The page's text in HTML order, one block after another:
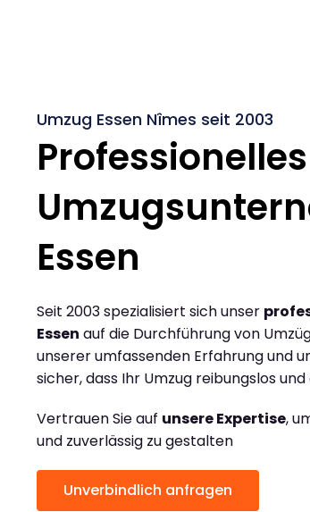
Umzug Essen Nîmes seit 2003
Professionelles
Essen
Seit 2003 spezialisiert sich unser
Essen auf die Durchführung von
unserer umfassenden Erfahrung und
sicher, dass Ihr Umzug reibungslos
Vertrauen Sie auf unsere Expertise,
und zuverlässig zu gestalten
Unverbindlich anfragen